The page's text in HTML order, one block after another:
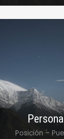
dolor sit
ut labore et
aliqua.
Persona
Posición –